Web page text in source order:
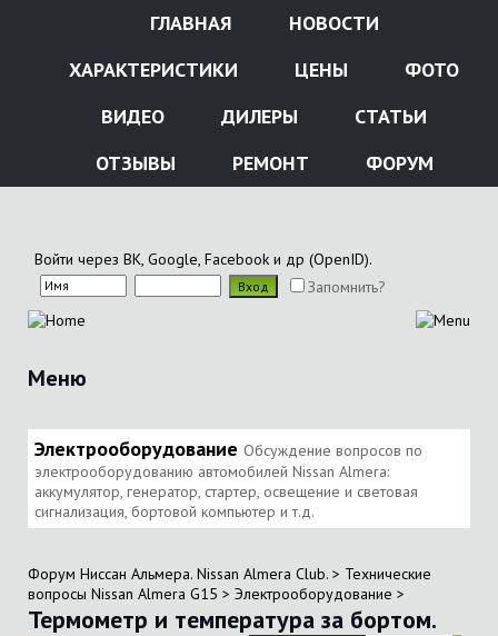
ГЛАВНАЯ
НОВОСТИ
ХАРАКТЕРИСТИКИ
ЦЕНЫ
ФОТО
ВИДЕО
ДИЛЕРЫ
СТАТЬИ
ОТЗЫВЫ
РЕМОНТ ФОРУМ
Войти через ВК, Google, Facebook и др (OpenID).
Запомнить?
Меню
Электрооборудование Обсуждение вопросов по
электрооборудованию автомобилей Nissan Almera:
аккумулятор, генератор, стартер, освещение и световая
сигнализация, бортовой компьютер и т.д.
Форум Ниссан Альмера. Nissan Almera Club. > Технические
вопросы Nissan Almera G15 > Электрооборудование >
Термометр и температура за бортом.